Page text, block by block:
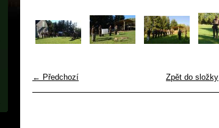
← Předchozí Zpět do složky